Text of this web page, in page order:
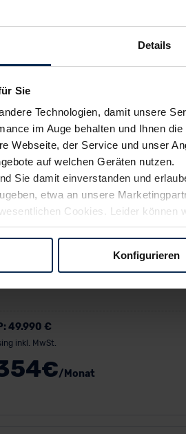
Details
Sie
Technologien, damit unsere
im Auge behalten und Ihnen
Webseite, der Service und unser
auf welchen Geräten nutzen.
Sie damit einverstanden und
etwa an unsere
Cookies. Leider können
Weg zu Ihrem Neuwagen
der EU-Kommission (Art. 45 Abs.
Sie hierzu Ihre Einwilligung
über den Kontakt zu unserem
Konfigurieren
Seal
49.990 €
inkl. MwSt.
€/Monat